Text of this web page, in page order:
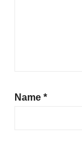
Name *